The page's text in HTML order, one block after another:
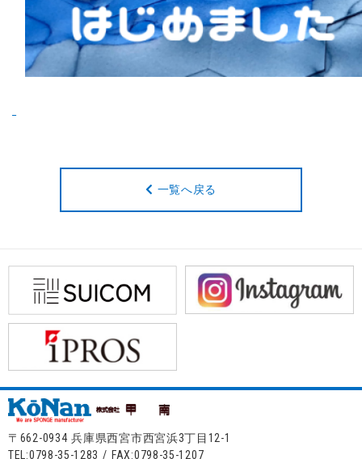
一覧へ戻る
〒662-0934 兵庫県西宮市西宮浜3丁目12-1
TEL:0798-35-1283 / FAX:0798-35-1207